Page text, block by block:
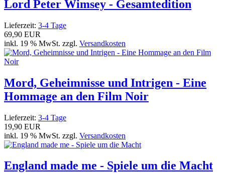
Lord Peter Wimsey - Gesamtedition
Lieferzeit: 3-4 Tage
69,90 EUR
inkl. 19 % MwSt. zzgl. Versandkosten
Mord, Geheimnisse und Intrigen - Eine
Hommage an den Film Noir
Lieferzeit: 3-4 Tage
19,90 EUR
inkl. 19 % MwSt. zzgl. Versandkosten
England made me - Spiele um die Macht